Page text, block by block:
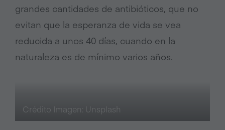
grandes cantidades de antibióticos, que no
evitan que la esperanza de vida se vea
reducida a unos 40 días, cuando en la
naturaleza es de mínimo varios años.
Crédito Imagen: Unsplash